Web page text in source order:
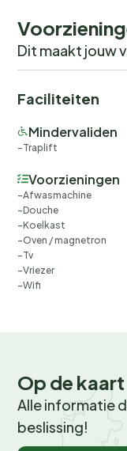
Dit maakt jouw
Faciliteiten
Mindervaliden
Traplift
Voorzieningen
Afwasmachine
Douche
Koelkast
Oven / magnetron
Tv
Vriezer
Wifi
Op de kaart
Alle informatie
beslissing!